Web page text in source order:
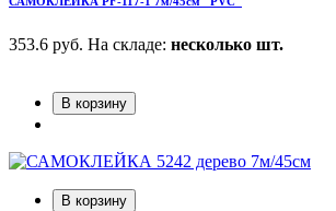
353.6 руб. На складе: несколько шт.
В корзину
В корзину